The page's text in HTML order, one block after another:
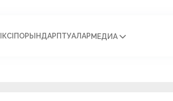
КӘСІПОРЫНДАРПӘТУАЛАРМЕДИА